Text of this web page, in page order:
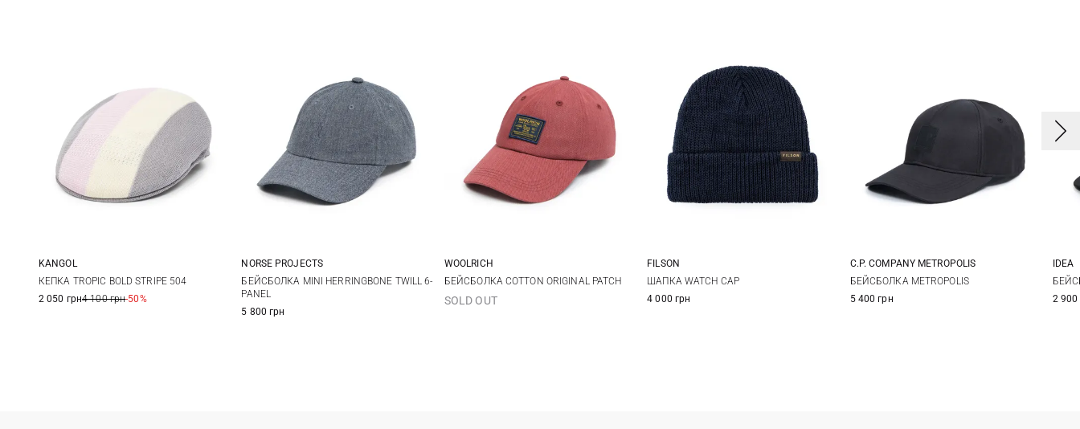
L
KANGOL
КЕПКА TROPIC BOLD STRIPE 504
2 050 грн4 100 грн-50%
One size
NORSE PROJECTS
БЕЙСБОЛКА MINI HERRINGBONE TWILL 6-
PANEL
5 800 грн
One size
WOOLRICH
БЕЙСБОЛКА COTTON ORIGINAL PATCH
SOLD OUT
One size
FILSON
ШАПКА WATCH CAP
4 000 грн
M L XL
C.P. COMPANY METROPOLIS
БЕЙСБОЛКА METROPOLIS
5 400 грн
IDEA
2 900